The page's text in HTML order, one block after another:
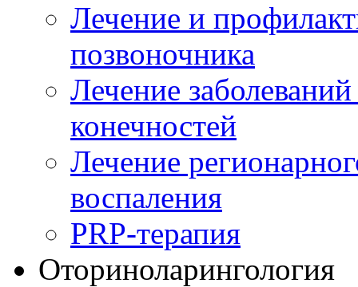
Лечение и
позвоночника
Лечение
конечностей
Лечение
воспаления
PRP-терапия
Оториноларингология